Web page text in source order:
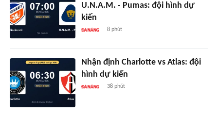
U.N.A.M. - Pumas: đội hình dự
kiến
8 phút
Nhận định Charlotte vs Atlas: đội
hình dự kiến
38 phút